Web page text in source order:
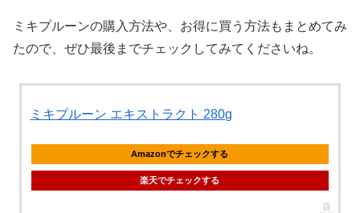
ミキプルーンの購入方法や、お得に買う方法もまとめてみ
たので、ぜひ最後までチェックしてみてくださいね。
ミキプルーン エキストラクト 280g
Amazonでチェックする
楽天でチェックする